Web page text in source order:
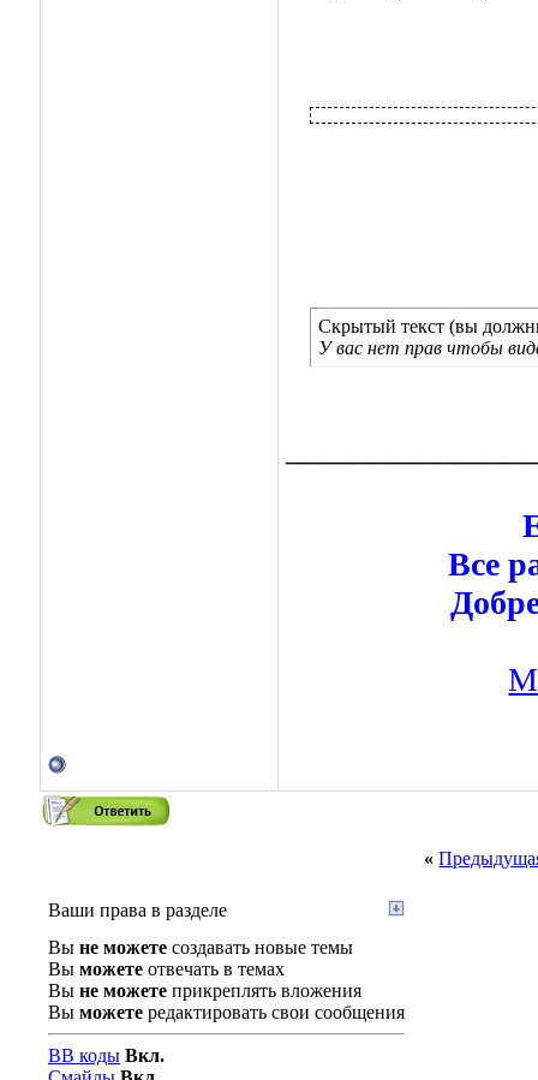
Скрытый текст (вы
У вас нет прав чтобы
Все
«
Ваши права в разделе
Вы не можете создавать новые темы
Вы можете отвечать в темах
Вы не можете прикреплять вложения
Вы можете редактировать свои сообщения
BB коды Вкл.